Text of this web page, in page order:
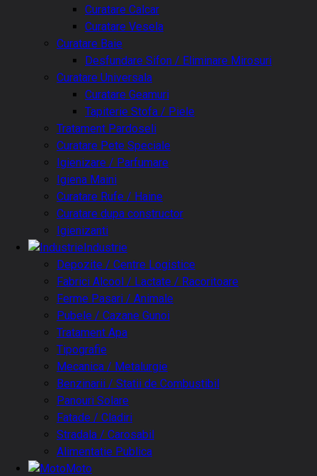
Curatare Calcar
Curatare Vesela
Curatare Baie
Desfundare Sifon / Eliminare Mirosuri
Curatare Universala
Curatare Geamuri
Tapiterie Stofa / Piele
Tratament Pardoseli
Curatare Pete Speciale
Igienizare / Parfumare
Igiena Maini
Curatare Rufe / Haine
Curatare dupa constructor
Igienizanti
Industrie
Depozite / Centre Logistice
Fabrici Alcool / Lactate / Racoritoare
Ferme Pasari / Animale
Pubele / Cazane Gunoi
Tratament Apa
Tipografie
Mecanica / Metalurgie
Benzinarii / Statii de Combustibil
Panouri Solare
Fatade / Cladiri
Stradala / Carosabil
Alimentatie Publica
Moto